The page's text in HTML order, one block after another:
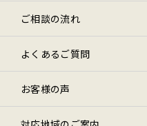
ご相談の流れ
よくあるご質問
お客様の声